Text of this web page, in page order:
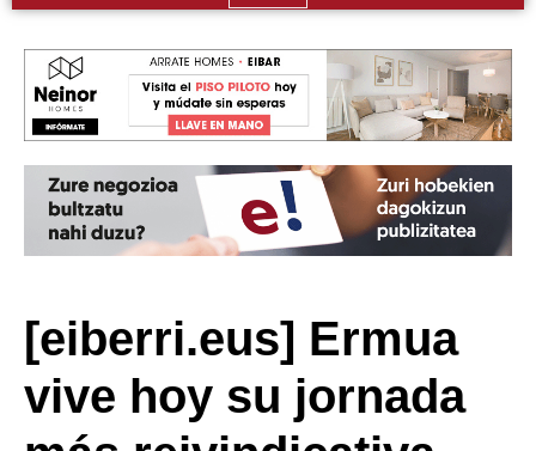
[eiberri.eus] Ermua
vive hoy su jornada